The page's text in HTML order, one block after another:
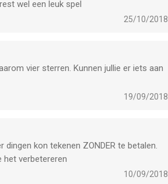
op 8 Aug om 03:09.
wel een leuk spel
25/10/2018
vier sterren. Kunnen jullie er iets aan
19/09/2018
kon tekenen ZONDER te betalen.
het verbetereren
10/09/2018